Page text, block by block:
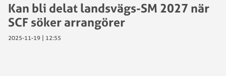
Kan bli delat landsvägs-SM 2027 när
SCF söker arrangörer
2025-11-19 | 12:55